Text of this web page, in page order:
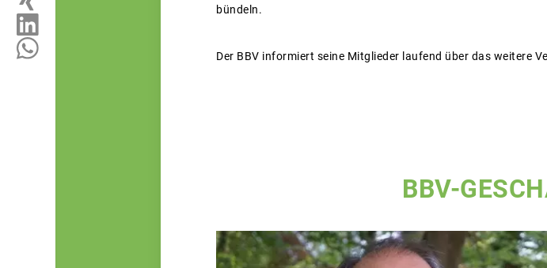
bündeln.
Der BBV informiert seine Mitglieder laufend über das weitere
BBV-